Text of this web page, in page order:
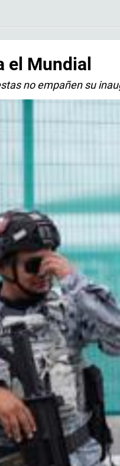
el Mundial
no empañen su